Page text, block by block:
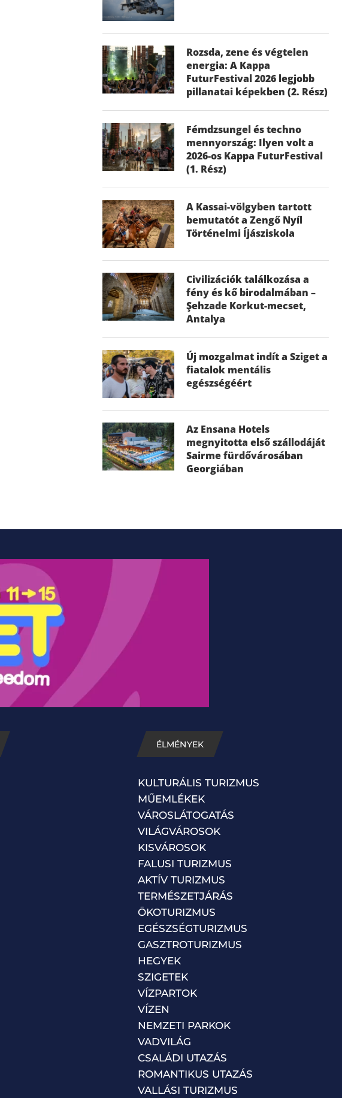
Rozsda, zene és végtelen
energia: A Kappa
FuturFestival 2026 legjobb
pillanatai képekben (2. Rész)
Fémdzsungel és techno
mennyország: Ilyen volt a
2026-os Kappa FuturFestival
(1. Rész)
A Kassai-völgyben tartott
bemutatót a Zengő Nyíl
Történelmi Íjásziskola
Civilizációk találkozása a
fény és kő birodalmában –
Şehzade Korkut-mecset,
Antalya
Új mozgalmat indít a Sziget a
fiatalok mentális
egészségéért
Az Ensana Hotels
megnyitotta első szállodáját
Sairme fürdővárosában
Georgiában
ÉLMÉNYEK
KULTURÁLIS TURIZMUS
MŰEMLÉKEK
VÁROSLÁTOGATÁS
VILÁGVÁROSOK
KISVÁROSOK
FALUSI TURIZMUS
AKTÍV TURIZMUS
TERMÉSZETJÁRÁS
ÖKOTURIZMUS
EGÉSZSÉGTURIZMUS
GASZTROTURIZMUS
HEGYEK
SZIGETEK
VÍZPARTOK
VÍZEN
NEMZETI PARKOK
VADVILÁG
CSALÁDI UTAZÁS
ROMANTIKUS UTAZÁS
VALLÁSI TURIZMUS